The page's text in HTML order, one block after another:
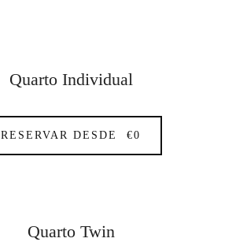
Quarto Individual
RESERVAR DESDE €0
Quarto Twin